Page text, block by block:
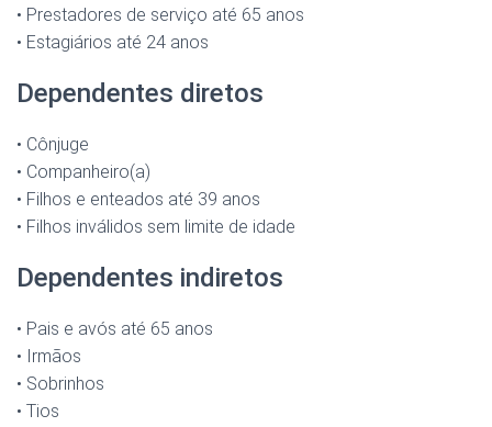
• Prestadores de serviço até 65 anos
• Estagiários até 24 anos
Dependentes diretos
• Cônjuge
• Companheiro(a)
• Filhos e enteados até 39 anos
• Filhos inválidos sem limite de idade
Dependentes indiretos
• Pais e avós até 65 anos
• Irmãos
• Sobrinhos
• Tios